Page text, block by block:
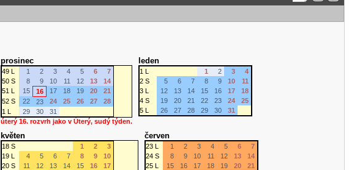
prosinec
49 L 1 2 3 4 5 6
7
50 S
8 9 10 11 12 13
14
51 L
15 16 17 18 19 20
21
52 S
22 23 24 25 26 27
28
1 L
29 30
31
úterý 16. rozvrh jako v Úterý, sudý týden.
leden
1 L 1 2 3
4
2 S
5 6 7 8 9 10
11
3 L
12 13 14 15 16 17
18
4 S
19 20 21 22 23 24
25
5 L
26 27 28 29 30 31
květen
18 S 1 2
3
19 L
4 5 6 7 8 9
10
20 S
11 12 13 14 15 16
17
červen
23 L 1 2 3 4 5 6
7
24 S
8 9 10 11 12 13
14
25 L
15 16 17 18 19 20
21